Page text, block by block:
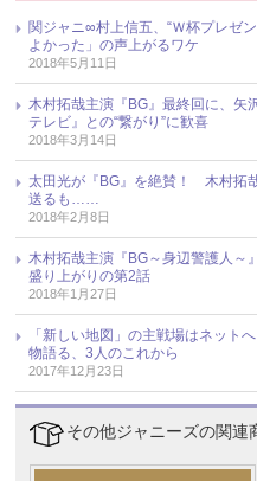
関ジャニ∞村上信五、“Ｗ杯プレゼ
よかった」の声上がるワケ
2018年5月11日
木村拓哉主演『BG』最終回に、
テレビ』との“繋がり”に歓喜
2018年3月14日
太田光が『BG』を絶賛！ 木村拓
送るも……
2018年2月8日
木村拓哉主演『BG～身辺警護人
盛り上がりの第2話
2018年1月27日
「新しい地図」の主戦場はネッ
物語る、3人のこれから
2017年12月23日
その他ジャニーズの関連